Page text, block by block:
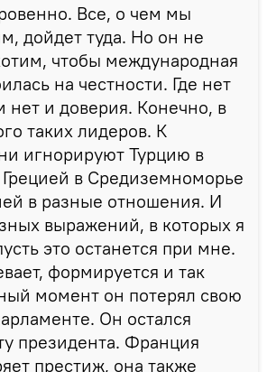
Все, о чем мы
дойдет туда. Но он не
чтобы международная
на честности. Где нет
нет и доверия. Конечно, в
таких лидеров. К
игнорируют Турцию в
в Средиземноморье
в разные отношения. И
выражений, в которых я
это останется при мне.
формируется и так
момент он потерял свою
Он остался
президента. Франция
престиж, она также